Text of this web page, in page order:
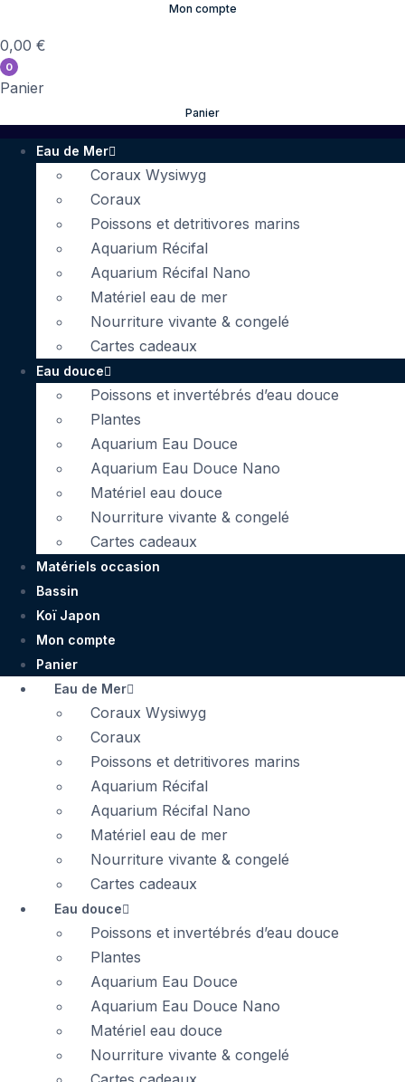
Mon compte
0,00 €
0
Panier
Panier
Eau de Mer
Coraux Wysiwyg
Coraux
Poissons et detritivores marins
Aquarium Récifal
Aquarium Récifal Nano
Matériel eau de mer
Nourriture vivante & congelé
Cartes cadeaux
Eau douce
Poissons et invertébrés d’eau douce
Plantes
Aquarium Eau Douce
Aquarium Eau Douce Nano
Matériel eau douce
Nourriture vivante & congelé
Cartes cadeaux
Matériels occasion
Bassin
Koï Japon
Mon compte
Panier
Eau de Mer
Coraux Wysiwyg
Coraux
Poissons et detritivores marins
Aquarium Récifal
Aquarium Récifal Nano
Matériel eau de mer
Nourriture vivante & congelé
Cartes cadeaux
Eau douce
Poissons et invertébrés d’eau douce
Plantes
Aquarium Eau Douce
Aquarium Eau Douce Nano
Matériel eau douce
Nourriture vivante & congelé